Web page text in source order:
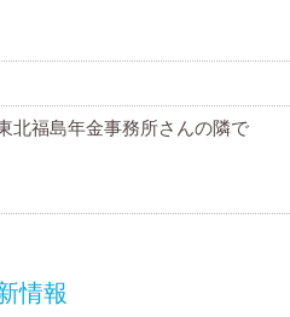
北福島年金事務所さんの隣で
情報